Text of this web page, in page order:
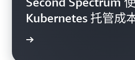
Kubernetes 托管成